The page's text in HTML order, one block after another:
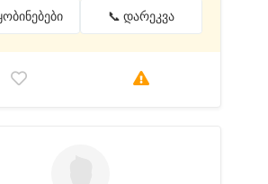
📞 დარეკვა